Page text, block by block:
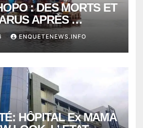
: DES MORTS ET
APRÈS
D’UNE BALEINIERE
KILOMÈTRES DE
ENQUETENEWS.INFO
HÔPITAL Ex MAMA